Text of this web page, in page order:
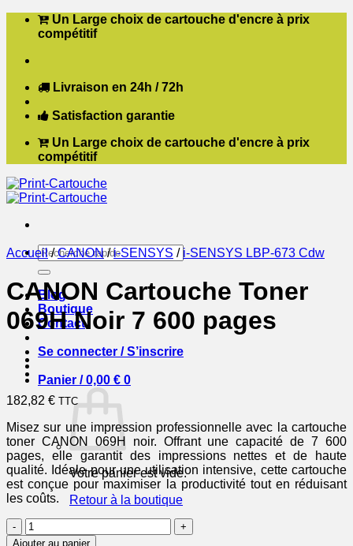
Passer Un Large choix de cartouche d'encre à prix
compétitif
Livraison en 24h / 72h
Satisfaction garantie
Un Large choix de cartouche d'encre à prix
compétitif
Recherche
pour :
Blog
Boutique
Contact
Se connecter / S’inscrire
Panier /0,00 € 0
Votre panier est vide.
Retour à la boutique
Panier
Accueil / CANON / i-SENSYS / i-SENSYS LBP-673 Cdw
CANON Cartouche Toner
069H Noir 7 600 pages
182,82 € TTC
Misez sur une impression professionnelle avec la cartouche
toner CANON 069H noir. Offrant une capacité de 7 600
pages, elle garantit des impressions nettes et de haute
qualité. Idéale pour une utilisation intensive, cette cartouche
est conçue pour maximiser la productivité tout en réduisant
les coûts.
quantité
de
Ajouter au panier